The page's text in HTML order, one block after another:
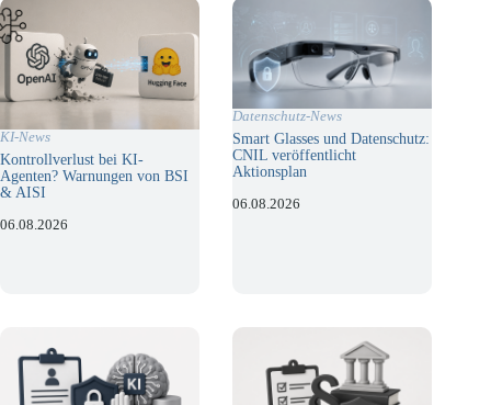
KI-News
Kontrollverlust bei KI-
Agenten? Warnungen von BSI
& AISI
06.08.2026
Datenschutz-News
Smart Glasses und Datenschutz:
CNIL veröffentlicht
Aktionsplan
06.08.2026